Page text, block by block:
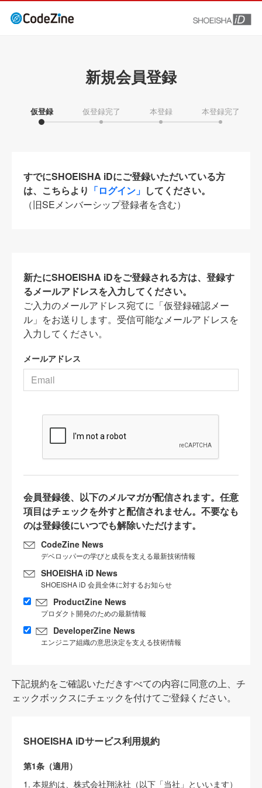
新規会員登録
仮登録 仮登録完了 本登録 本登録完了
すでにSHOEISHA iDにご登録いただいている方
は、こちらより 「ログイン」 してください。
（旧SEメンバーシップ登録者を含む）
新たにSHOEISHA iDをご登録される方は、登録す
るメールアドレスを入力してください。
ご入力のメールアドレス宛てに「仮登録確認メー
ル」をお送りします。受信可能なメールアドレスを
入力してください。
メールアドレス
会員登録後、以下のメルマガが配信されます。任意
項目はチェックを外すと配信されません。不要なも
のは登録後にいつでも解除いただけます。
CodeZine News
デベロッパーの学びと成長を支える最新技術情報
SHOEISHA iD News
SHOEISHA iD 会員全体に対するお知らせ
ProductZine News
プロダクト開発のための最新情報
DeveloperZine News
エンジニア組織の意思決定を支える技術情報
下記規約をご確認いただきすべての内容に同意の上、チ
ェックボックスにチェックを付けてご登録ください。
SHOEISHA iDサービス利用規約
第1条（適用）
1. 本規約は、株式会社翔泳社（以下「当社」といいます）